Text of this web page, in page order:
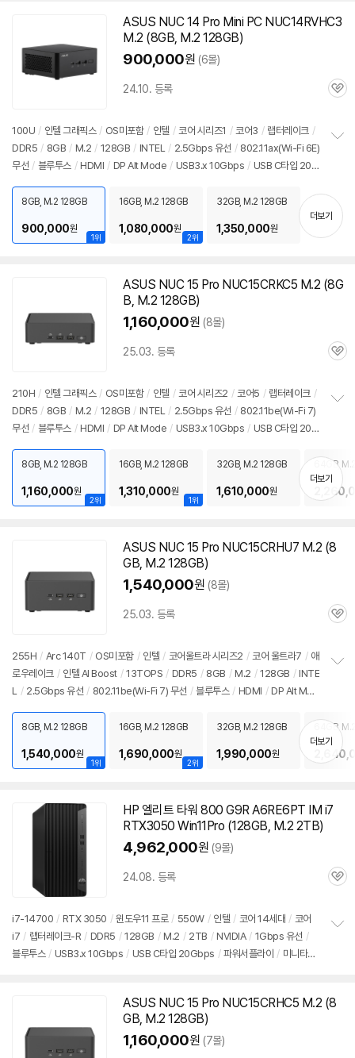
ASUS NUC 14 Pro Mini PCNUC14RVHC3
M.2 (8GB, M.2 128GB)
900,000원 (6몰)
24.10. 등록
관
100U / 인텔 그래픽스 / OS미포함 / 인텔 / 코어 시리즈1 / 코어3 / 랩터레이크 /
DDR5 / 8GB / M.2 / 128GB / INTEL / 2.5Gbps 유선 / 802.11ax(Wi-Fi 6E)
무선 / 블루투스 / HDMI / DP Alt Mode / USB3.x 10Gbps / USB C타입 20G
기
1위
8GB, M.2 128GB
900,000원
2위
16GB, M.2 128GB
1,080,000원
32GB, M.2 128GB
1,350,000원
더보기
ASUS NUC 15 Pro NUC15CRKC5 M.2 (8G
B, M.2 128GB)
1,160,000원 (8몰)
25.03. 등록
관
210H / 인텔 그래픽스 / OS미포함 / 인텔 / 코어 시리즈2 / 코어5 / 랩터레이크 /
DDR5 / 8GB / M.2 / 128GB / INTEL / 2.5Gbps 유선 / 802.11be(Wi-Fi 7)
무선 / 블루투스 / HDMI / DP Alt Mode / USB3.x 10Gbps / USB C타입 20G
치
기
2위
8GB, M.2 128GB
1,160,000원
1위
16GB, M.2 128GB
1,310,000원
32GB, M.2 128GB
1,610,000원
64GB,
더보기
ASUS NUC 15 Pro NUC15CRHU7 M.2 (8
GB, M.2 128GB)
1,540,000원 (8몰)
25.03. 등록
관
255H / Arc 140T / OS미포함 / 인텔 / 코어울트라 시리즈2 / 코어 울트라7 / 애
로우레이크 / 인텔 AI Boost / 13TOPS / DDR5 / 8GB / M.2 / 128GB / INTE
L / 2.5Gbps 유선 / 802.11be(Wi-Fi 7) 무선 / 블루투스 / HDMI / DP Alt Mod
PC / 용도: 사무/인강용
치
기
1위
8GB, M.2 128GB
1,540,000원
2위
16GB, M.2 128GB
1,690,000원
32GB, M.2 128GB
1,990,000원
64GB,
더보기
HP 엘리트 타워 800 G9R A6RE6PT IM i7
RTX3050 Win11Pro (128GB, M.2 2TB)
4,962,000원 (9몰)
24.08. 등록
관
i7-14700 / RTX 3050 / 윈도우11 프로 / 550W / 인텔 / 코어 14세대 / 코어
i7 / 랩터레이크-R / DDR5 / 128GB / M.2 / 2TB / NVIDIA / 1Gbps 유선 /
블루투스 / USB3.x 10Gbps / USB C타입 20Gbps / 파워서플라이 / 미니타
ASUS NUC 15 Pro NUC15CRHC5 M.2 (8
GB, M.2 128GB)
1,160,000원 (7몰)